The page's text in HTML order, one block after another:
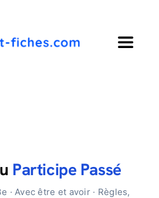
Toggle
Participe Passé
· Avec être et avoir · Règles,